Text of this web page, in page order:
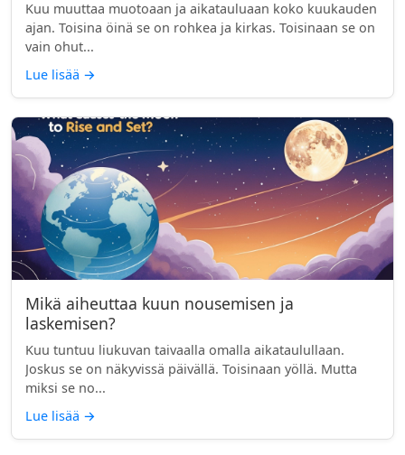
Kuu muuttaa muotoaan ja aikatauluaan koko kuukauden
ajan. Toisina öinä se on rohkea ja kirkas. Toisinaan se on
vain ohut...
Lue lisää →
Mikä aiheuttaa kuun nousemisen ja
laskemisen?
Kuu tuntuu liukuvan taivaalla omalla aikataulullaan.
Joskus se on näkyvissä päivällä. Toisinaan yöllä. Mutta
miksi se no...
Lue lisää →